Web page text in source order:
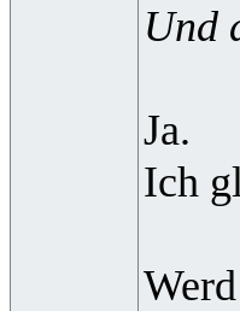
Und
Ja.
Ich